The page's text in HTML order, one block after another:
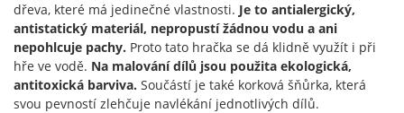
dřeva, které má jedinečné vlastnosti. Je to antialergický,
antistatický materiál, nepropustí žádnou vodu a ani
nepohlcuje pachy. Proto tato hračka se dá klidně využít i při
hře ve vodě. Na malování dílů jsou použita ekologická,
antitoxická barviva. Součástí je také korková šňůrka, která
svou pevností zlehčuje navlékání jednotlivých dílů.